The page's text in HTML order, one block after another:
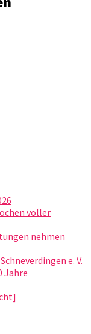
voller
nehmen
e. V.
Jahre